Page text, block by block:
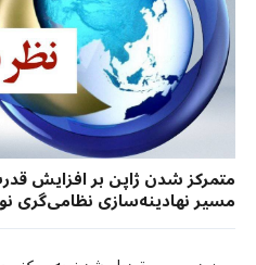
متمرکز شدن ژاپن بر افزایش
مسیر نهادینه‌سازی نظامی‌گری نو